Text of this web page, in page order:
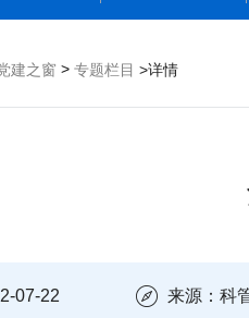
建之窗 > 专题栏目 >详情
07-22 来源：科